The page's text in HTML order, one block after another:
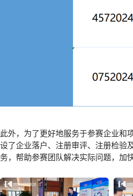
此外，为了更好地服务于参赛企业和
设了企业落户、注册审评、注册检验
务，帮助参赛团队解决实际问题，加